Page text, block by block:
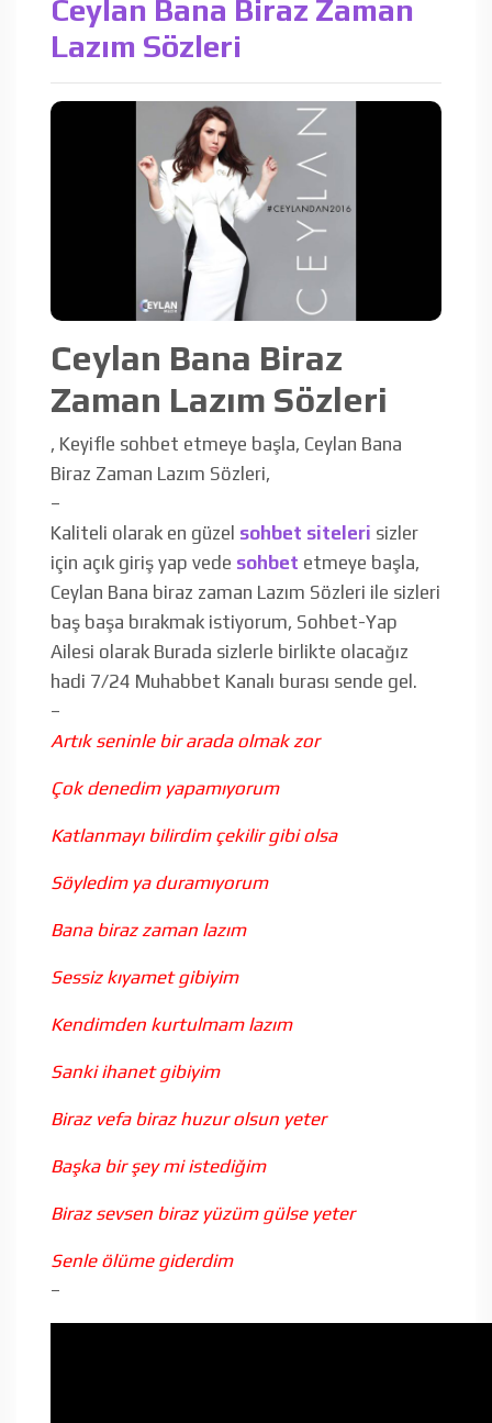
Ceylan Bana Biraz Zaman
Lazım Sözleri
Ceylan Bana Biraz
Zaman Lazım Sözleri
, Keyifle sohbet etmeye başla, Ceylan Bana
Biraz Zaman Lazım Sözleri,
–
Kaliteli olarak en güzel sohbet siteleri sizler
için açık giriş yap vede sohbet etmeye başla,
Ceylan Bana biraz zaman Lazım Sözleri ile sizleri
baş başa bırakmak istiyorum, Sohbet-Yap
Ailesi olarak Burada sizlerle birlikte olacağız
hadi 7/24 Muhabbet Kanalı burası sende gel.
–
Artık seninle bir arada olmak zor
Çok denedim yapamıyorum
Katlanmayı bilirdim çekilir gibi olsa
Söyledim ya duramıyorum
Bana biraz zaman lazım
Sessiz kıyamet gibiyim
Kendimden kurtulmam lazım
Sanki ihanet gibiyim
Biraz vefa biraz huzur olsun yeter
Başka bir şey mi istediğim
Biraz sevsen biraz yüzüm gülse yeter
Senle ölüme giderdim
–